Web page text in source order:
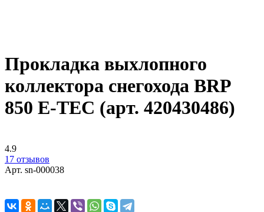
Прокладка выхлопного
коллектора снегохода BRP
850 E-TEC (арт. 420430486)
4.9
17 отзывов
Арт. sn-000038